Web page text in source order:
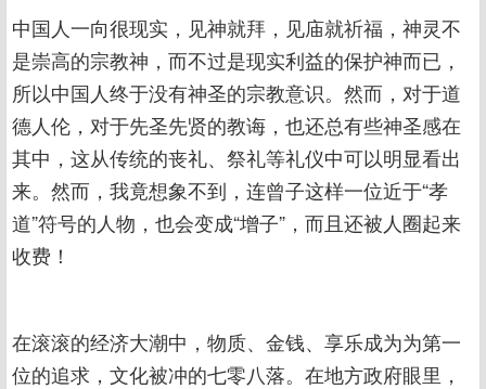
中国人一向很现实，见神就拜，见庙就祈福，神灵不
是崇高的宗教神，而不过是现实利益的保护神而已，
所以中国人终于没有神圣的宗教意识。然而，对于道
德人伦，对于先圣先贤的教诲，也还总有些神圣感在
其中，这从传统的丧礼、祭礼等礼仪中可以明显看出
来。然而，我竟想象不到，连曾子这样一位近于“孝
道”符号的人物，也会变成“增子”，而且还被人圈起来
收费！
在滚滚的经济大潮中，物质、金钱、享乐成为为第一
位的追求，文化被冲的七零八落。在地方政府眼里，